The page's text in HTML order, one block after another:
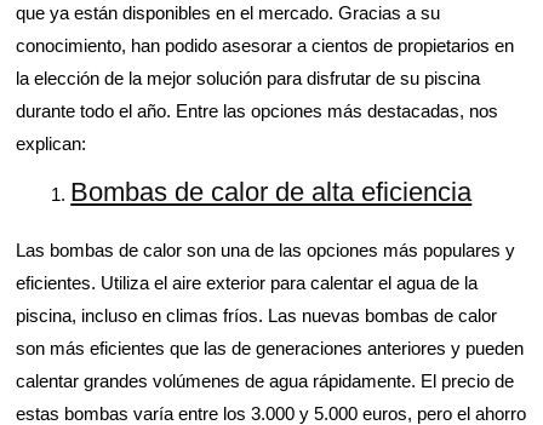
que ya están disponibles en el mercado. Gracias a su
conocimiento, han podido asesorar a cientos de propietarios en
la elección de la mejor solución para disfrutar de su piscina
durante todo el año. Entre las opciones más destacadas, nos
explican:
Bombas de calor de alta eficiencia
Las bombas de calor son una de las opciones más populares y
eficientes. Utiliza el aire exterior para calentar el agua de la
piscina, incluso en climas fríos. Las nuevas bombas de calor
son más eficientes que las de generaciones anteriores y pueden
calentar grandes volúmenes de agua rápidamente. El precio de
estas bombas varía entre los 3.000 y 5.000 euros, pero el ahorro